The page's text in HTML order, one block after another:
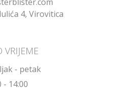
4, Virovitica
VRIJEME
- petak
- 14:00